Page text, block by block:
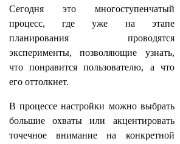
Сегодня это многоступенчатый
процесс, где уже на этапе
планирования проводятся
эксперименты, позволяющие узнать,
что понравится пользователю, а что
его оттолкнет.
В процессе настройки можно выбрать
большие охваты или акцентировать
точечное внимание на конкретной